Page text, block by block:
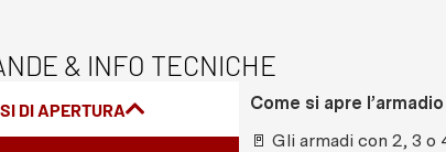
& INFO TECNICHE
DI APERTURA
Come si apre
🚪 Gli armadi con 2, 3